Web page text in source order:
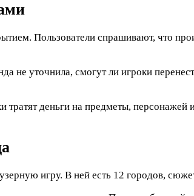
Пользователи спрашивают, что
не уточнила, смогут ли игроки
тратят деньги на предметы,
игру. В ней есть 12 городов,